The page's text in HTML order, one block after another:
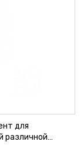
для
различной
как